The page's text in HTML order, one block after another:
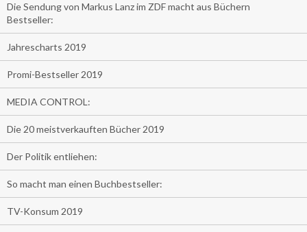
Die Sendung von Markus Lanz im ZDF macht aus Büchern
Bestseller:
Jahrescharts 2019
Promi-Bestseller 2019
MEDIA CONTROL:
Die 20 meistverkauften Bücher 2019
Der Politik entliehen:
So macht man einen Buchbestseller:
TV-Konsum 2019